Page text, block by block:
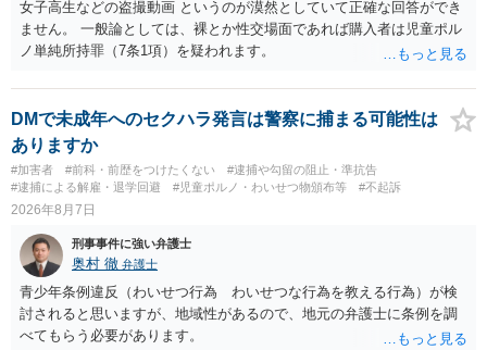
女子高生などの盗撮動画 というのが漠然としていて正確な回答ができ
ません。 一般論としては、裸とか性交場面であれば購入者は児童ポル
ノ単純所持罪（7条1項）を疑われます。
DMで未成年へのセクハラ発言は警察に捕まる可能性は
ありますか
#加害者 #前科・前歴をつけたくない
#逮捕や勾留の阻止・準抗告
#逮捕による解雇・退学回避
#児童ポルノ・わいせつ物頒布等 #不起訴
2026年8月7日
刑事事件に強い弁護士
奥村 徹 弁護士
青少年条例違反（わいせつ行為 わいせつな行為を教える行為）が検
討されると思いますが、地域性があるので、地元の弁護士に条例を調
べてもらう必要があります。